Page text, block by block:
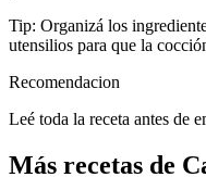
Tip: Organizá los
utensilios para que la
Recomendacion
Leé toda la receta antes de
Más recetas de